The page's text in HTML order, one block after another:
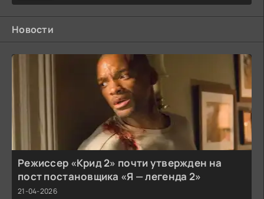
Новости
Режиссер «Крид 2» почти утвержден на
пост постановщика «Я — легенда 2»
21-04-2026